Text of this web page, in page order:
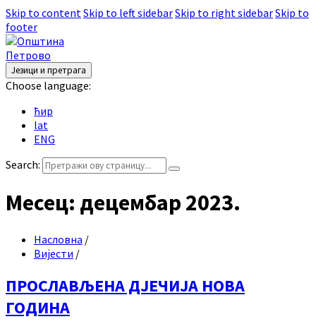
Skip to contentSkip to left sidebarSkip to right sidebarSkip to
footer
Језици и претрага
Choose language:
ћир
lat
ENG
Search:
Месец: децембар 2023.
Насловна /
Вијести /
ПРОСЛАВЉЕНА ДЈЕЧИЈА НОВА
ГОДИНА